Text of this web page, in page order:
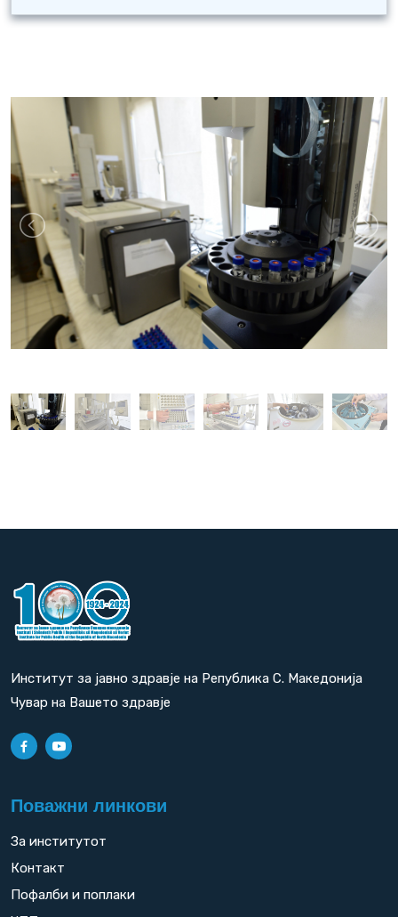
Институт за јавно здравје на Република С. Македонија
Чувар на Вашето здравје
Поважни линкови
За институтот
Контакт
Пофалби и поплаки